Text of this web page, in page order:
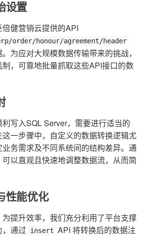
设置
健营销云提供的API
order/honour/agreement/header
为应对大规模数据传输带来的挑战，
，可靠地批量抓取这些API接口的数
写入SQL Server，需要进行适当的
一步骤中，自定义的数据转换逻辑尤
务需求及不同系统间的结构差异。通
以直观且快速地调整数据流，从而简
性能优化
提升效率，我们充分利用了平台支撑
通过
insert API 将转换后的数据注